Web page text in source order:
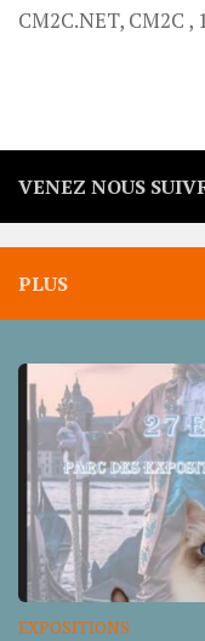
CM2C.NET, CM2C ,
VENEZ NOUS
PLUS
EXPOSITIONS